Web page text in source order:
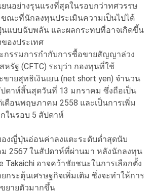
ยนอย่างรุนแรงที่สุดในรอบกว่าทศวรรษ
ณะที่นักลงทุนประเมินความเป็นไปได้
แบบฉับพลัน และผลกระทบที่อาจเกิดขึ้น
องประเทศ
รรมการกำกับการซื้อขายสัญญาล่วง
ฐ (CFTC) ระบุว่า กองทุนที่ใช้
ขายสุทธิเงินเยน (net short yen) จำนวน
ดาห์สิ้นสุดวันที่ 13 มกราคม ซึ่งถือเป็น
ดือนพฤษภาคม 2558 และเป็นการเพิ่ม
ในรอบ 5 สัปดาห์
องญี่ปุ่นอ่อนค่าลงแตะระดับต่ำสุดนับ
2567 ในสัปดาห์ที่ผ่านมา หลังนักลงทุน
Takaichi อาจคว้าชัยชนะในการเลือกตั้ง
กระตุ้นเศรษฐกิจเพิ่มเติม ซึ่งจะทำให้การ
ยายตัวมากขึ้น